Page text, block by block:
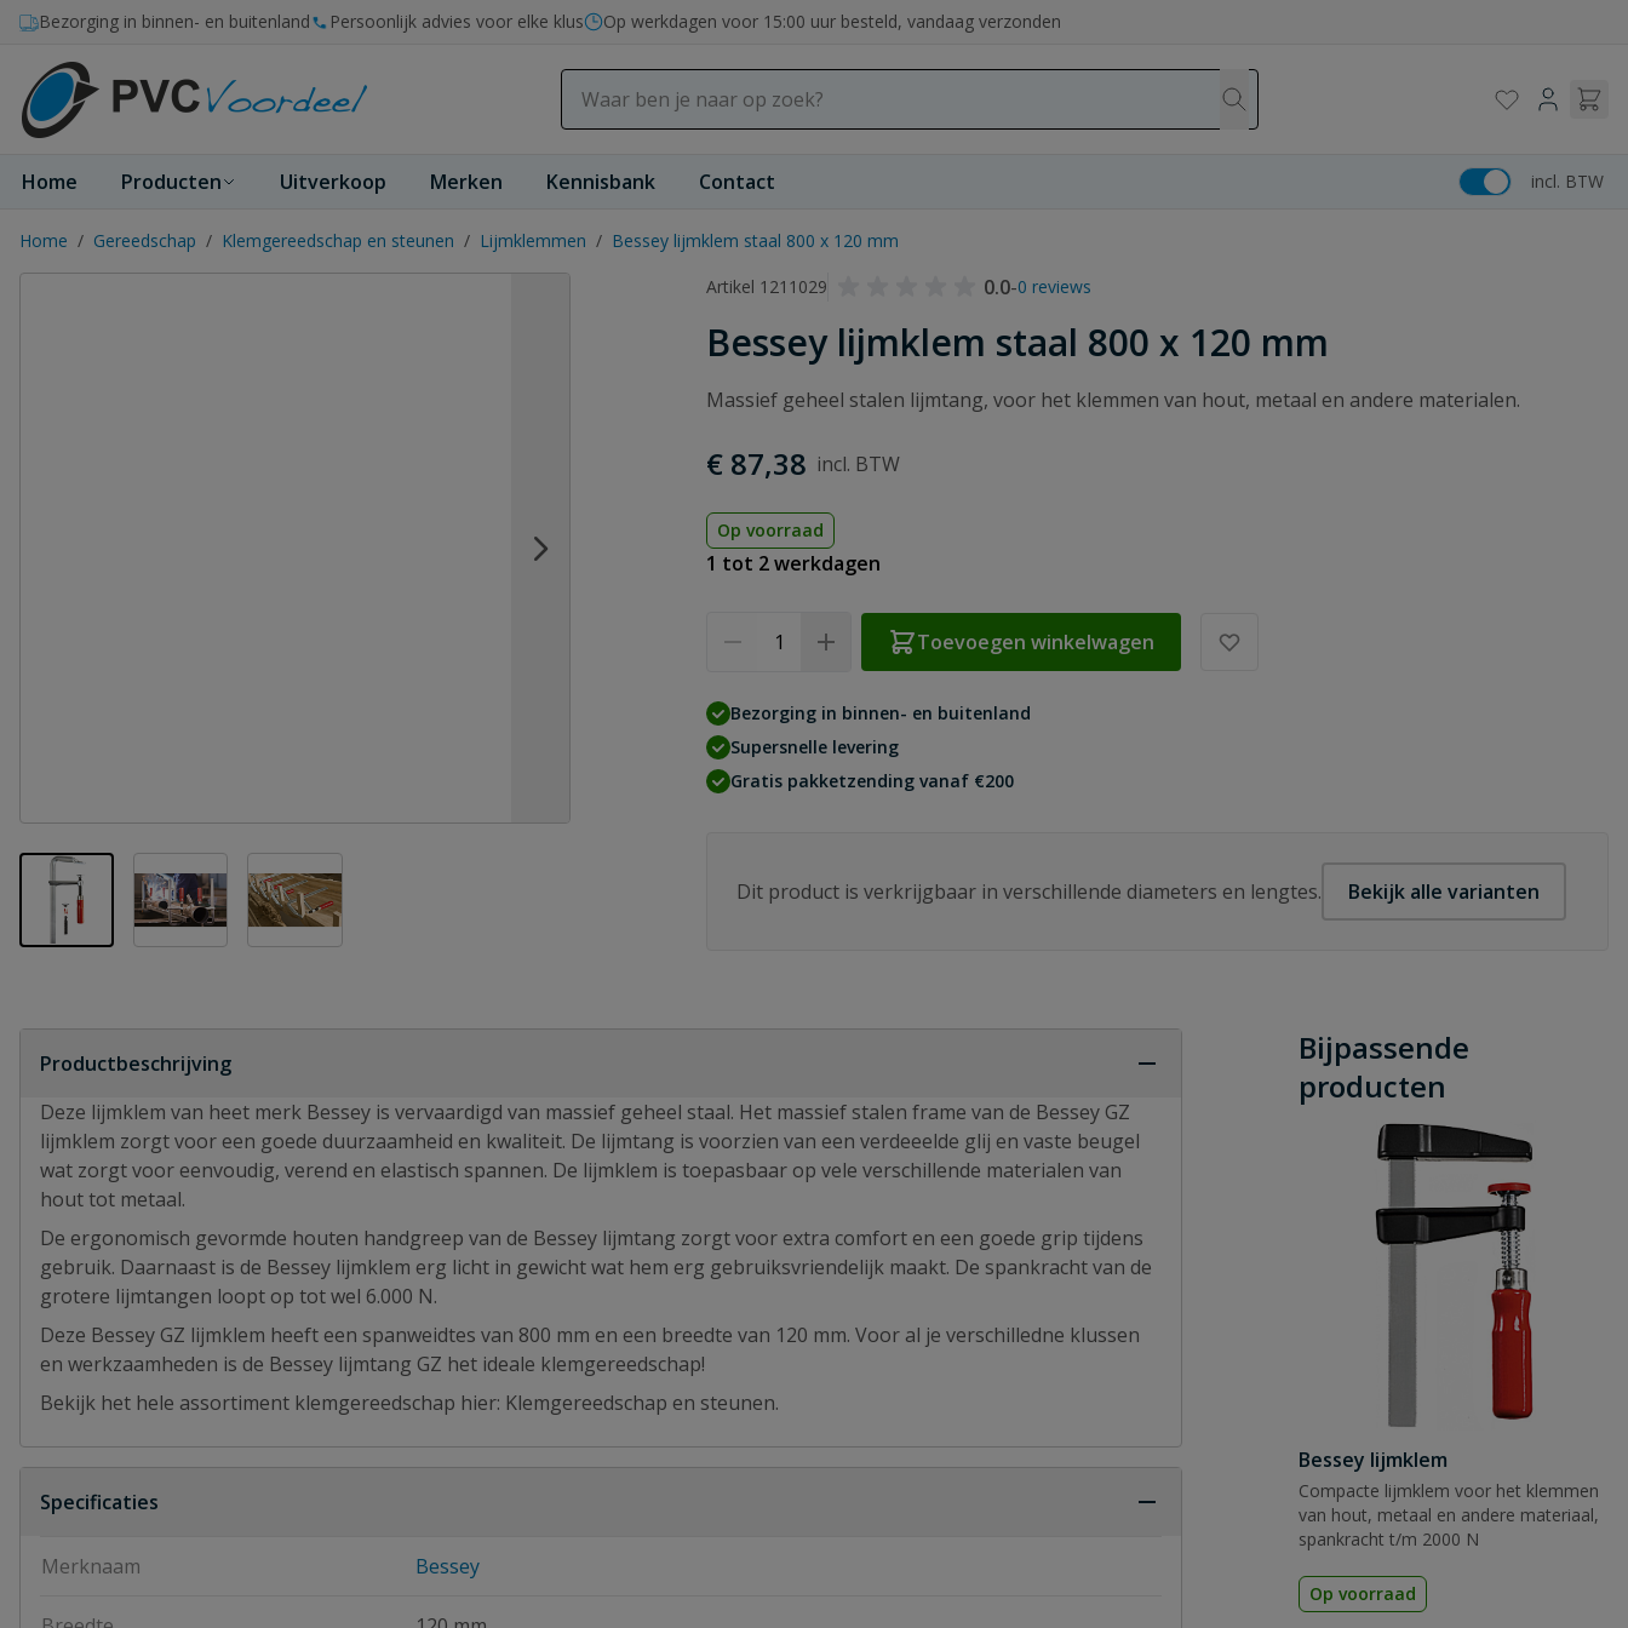
Ga naar de inhoud
Bezorging in binnen- en buitenland Persoonlijk advies voor elke klus Op werkdagen voor 15:00 uur besteld, vandaag verzonden
Home Producten Uitverkoop Merken Kennisbank Contact incl. BTW
Home / Gereedschap / Klemgereedschap en steunen / Lijmklemmen / Bessey lijmklem staal 800 x 120 mm
Artikel 1211029
0.0-0 reviews
Bessey lijmklem staal 800 x 120 mm
View larger imageView larger imageView larger image
Massief geheel stalen lijmtang, voor het klemmen van hout, metaal en andere materialen.
€ 87,38
Op voorraad
1 tot 2 werkdagen
Toevoegen winkelwagen
Bezorging in binnen- en buitenland
Supersnelle levering
Gratis pakketzending vanaf €200
Dit product is verkrijgbaar in verschillende diameters en lengtes. Bekijk alle varianten
Productbeschrijving
Deze lijmklem van heet merk Bessey is vervaardigd van massief geheel staal. Het massief stalen frame van de Bessey GZ
lijmklem zorgt voor een goede duurzaamheid en kwaliteit. De lijmtang is voorzien van een verdeeelde glij en vaste beugel
wat zorgt voor eenvoudig, verend en elastisch spannen. De lijmklem is toepasbaar op vele verschillende materialen van
hout tot metaal.
De ergonomisch gevormde houten handgreep van de Bessey lijmtang zorgt voor extra comfort en een goede grip tijdens
gebruik. Daarnaast is de Bessey lijmklem erg licht in gewicht wat hem erg gebruiksvriendelijk maakt. De spankracht van de
grotere lijmtangen loopt op tot wel 6.000 N.
Deze Bessey GZ lijmklem heeft een spanweidtes van 800 mm en een breedte van 120 mm. Voor al je verschilledne klussen
en werkzaamheden is de Bessey lijmtang GZ het ideale klemgereedschap!
Bekijk het hele assortiment klemgereedschap hier: Klemgereedschap en steunen.
Specificaties
Merknaam Bessey
Bijpassende
producten
Bessey lijmklem
Compacte lijmklem voor het klemmen
van hout, metaal en andere materiaal,
spankracht t/m 2000 N
Op voorraad